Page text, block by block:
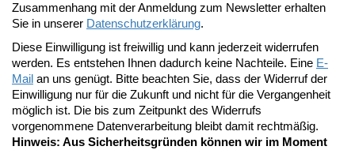
Zusammenhang mit der Anmeldung zum Newsletter erhalten
Sie in unserer Datenschutzerklärung.
Diese Einwilligung ist freiwillig und kann jederzeit widerrufen
werden. Es entstehen Ihnen dadurch keine Nachteile. Eine E-
Mail an uns genügt. Bitte beachten Sie, dass der Widerruf der
Einwilligung nur für die Zukunft und nicht für die Vergangenheit
möglich ist. Die bis zum Zeitpunkt des Widerrufs
vorgenommene Datenverarbeitung bleibt damit rechtmäßig.
Hinweis: Aus Sicherheitsgründen können wir im Moment